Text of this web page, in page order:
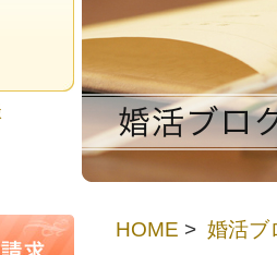
HOME > 婚活ブ